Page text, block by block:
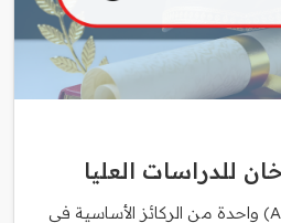
للدراسات العليا
تعد مؤسسة الآغا خان (AKF) واحدة من الركائز الأساسية في